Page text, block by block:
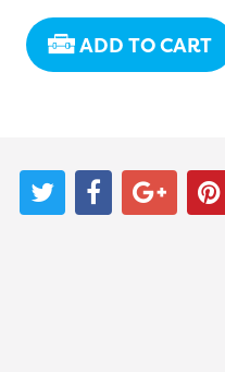
ADD TO CART